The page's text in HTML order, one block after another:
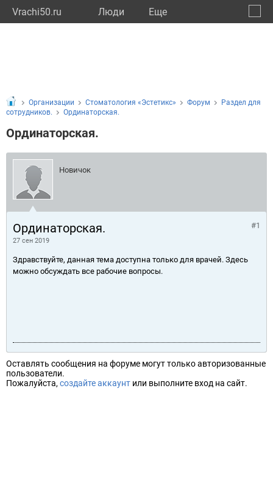
Vrachi50.ru Люди Eще
Организации Стоматология «Эстетикс» Форум
Раздел для
сотрудников.
Ординаторская.
Ординаторская.
Новичок
Ординаторская.
27 сен 2019
#1
Здравствуйте, данная тема доступна только для врачей. Здесь
можно обсуждать все рабочие вопросы.
Оставлять сообщения на форуме могут только авторизованные
пользователи.
Пожалуйста, создайте аккаунт или выполните вход на сайт.